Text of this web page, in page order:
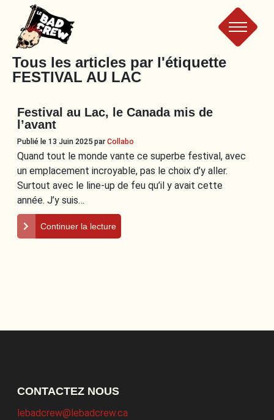
Le
Bad
Crew
Tous les articles par l'étiquette
FESTIVAL AU LAC
Festival au Lac, le Canada mis de
l’avant
Publié le 13 Juin 2025parCollabo
Quand tout le monde vante ce superbe festival, avec
un emplacement incroyable, pas le choix d’y aller.
Surtout avec le line-up de feu qu’il y avait cette
année. J’y suis…
Continuer la lecture
CONTACTEZ NOUS
lebadcrew@lebadcrew.ca